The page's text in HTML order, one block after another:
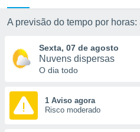
a este
e
digital
A previsão do tempo por
Sexta, 07 de agosto
Nuvens dispersas
O dia todo
1 Aviso agora
Risco moderado